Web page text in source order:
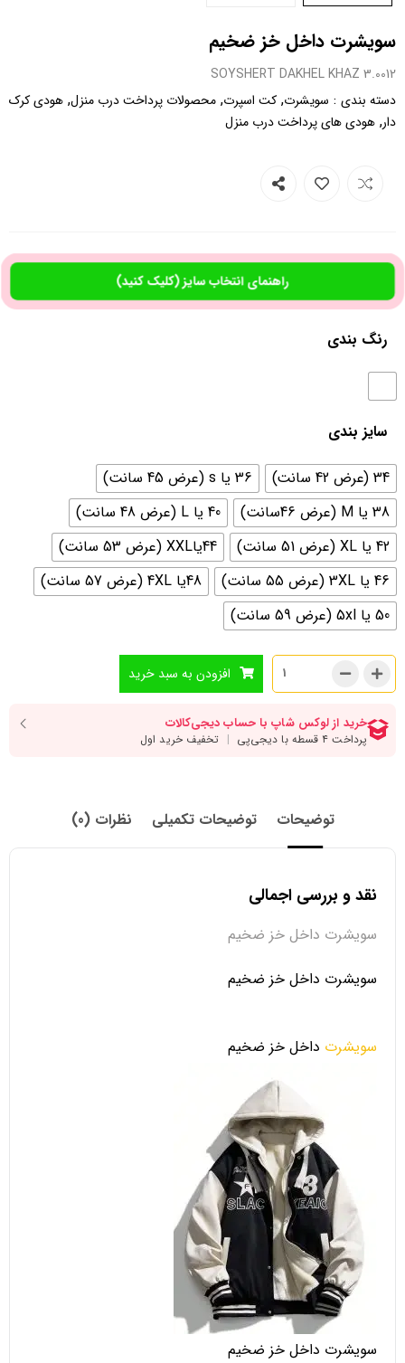
سویشرت داخل خز ضخیم
0012.SOYSHERT DAKHEL KHAZ 3
دسته بندی : سویشرت, کت اسپرت, محصولات پرداخت درب منزل, هودی کرک
دار, هودی های پرداخت درب منزل
راهنمای انتخاب سایز (کلیک کنید)
رنگ بندی
سایز بندی
34 (عرض 42 سانت)
36 یا s (عرض 45 سانت)
38 یا M (عرض 46سانت)
40 یا L (عرض 48 سانت)
42 یا XL (عرض 51 سانت)
44یاXXL (عرض 53 سانت)
46 یا 3XL (عرض 55 سانت)
48یا 4XL (عرض 57 سانت)
50 یا 5xl (عرض 59 سانت)
افزودن به سبد خرید
توضیحات توضیحات تکمیلی نظرات (0)
نقد و بررسی اجمالی
سویشرت داخل خز ضخیم
سویشرت داخل خز ضخیم
سویشرت داخل خز ضخیم
سویشرت داخل خز ضخیم